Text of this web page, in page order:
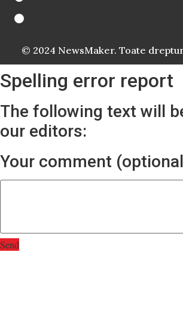
© 2024 NewsMaker. Toate
Spelling error report
The following text will
our editors:
Your comment
Send